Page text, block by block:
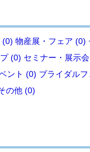
(0) 物産展・フェア (0)
(0) セミナー・展示
ント (0) ブライダル
の他 (0)